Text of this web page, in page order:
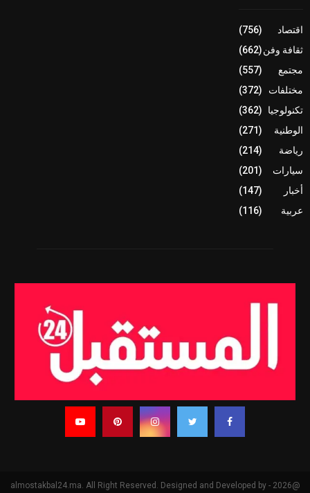
اقتصاد
(756)
ثقافة وفن(662)
مجتمع
(557)
مختلفات
(372)
تكنولوجيا
(362)
الوطنية
(271)
رياضة
(214)
سيارات
(201)
أخبار
(147)
عربية
(116)
@2026 - almostakbal24.ma. All Right Reserved. Designed and Developed by